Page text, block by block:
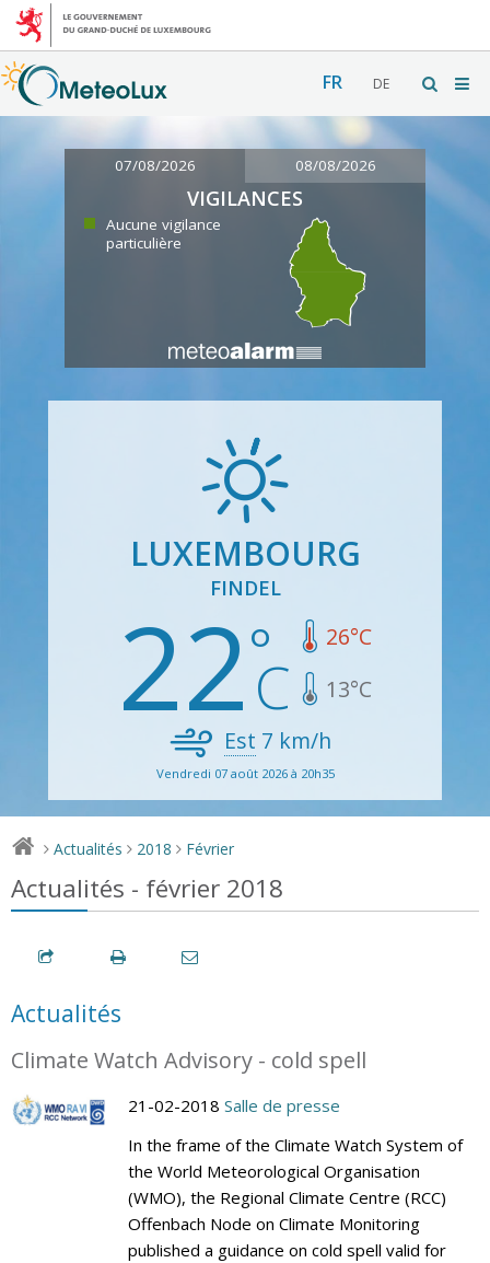
FR DE
07/08/2026 08/08/2026
VIGILANCES
Aucune vigilance
particulière
LUXEMBOURG
FINDEL
22 26°C
13°C
Est 7 km/h
Vendredi 07 août 2026 à 20h35
> Actualités > 2018 > Février
Actualités - février 2018
Actualités
Climate Watch Advisory - cold spell
21-02-2018 Salle de presse
In the frame of the Climate Watch System of
the World Meteorological Organisation
(WMO), the Regional Climate Centre (RCC)
Offenbach Node on Climate Monitoring
published a guidance on cold spell valid for